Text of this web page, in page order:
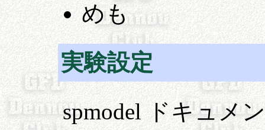
めも
実験設定
spmodel ドキュメ